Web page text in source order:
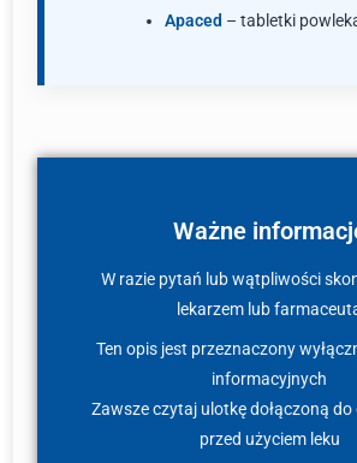
Apaced – tabletki
Ważne
W razie pytań lub wątpliwości
lekarzem lub
Ten opis jest przeznaczony
informacyjnych
Zawsze czytaj ulotkę dołączoną
przed użyciem leku